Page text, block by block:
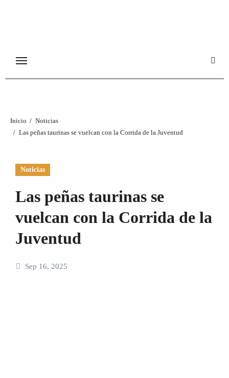
Inicio
Noticias
Las peñas taurinas se vuelcan con la Corrida de la Juventud
Noticias
Las peñas taurinas se
vuelcan con la Corrida de la
Juventud
Sep 16, 2025